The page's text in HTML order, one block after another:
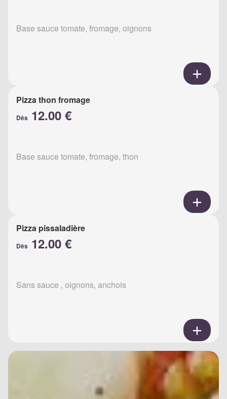
Base sauce tomate, fromage, oignons
Pizza thon fromage
Dès 12.00 €
Base sauce tomate, fromage, thon
Pizza pissaladière
Dès 12.00 €
Sans sauce , oignons, anchois